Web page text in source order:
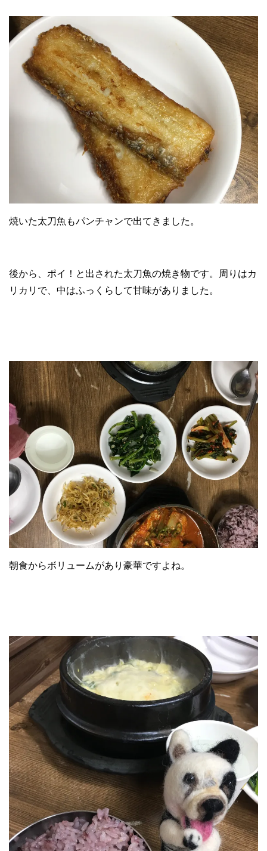
焼いた太刀魚もパンチャンで出てきました。
後から、ポイ！と出された太刀魚の焼き物です。周りはカ
リカリで、中はふっくらして甘味がありました。
朝食からボリュームがあり豪華ですよね。